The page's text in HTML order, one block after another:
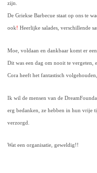
zijn.
De Griekse Barbecue staat op ons te
ook! Heerlijke salades, verschillende
Moe, voldaan en dankbaar komt er
Dit was een dag om nooit te vergeten,
Cora heeft het fantastisch
Ik wil de mensen van de
erg bedanken, ze hebben in hun vrije
verzorgd.
Wat een organisatie, geweldig!!